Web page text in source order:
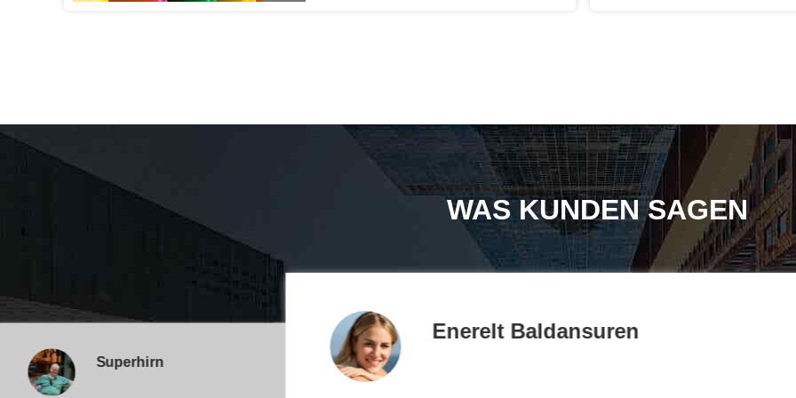
WAS KUNDEN SAGEN
Superhirn
Enerelt Baldansuren